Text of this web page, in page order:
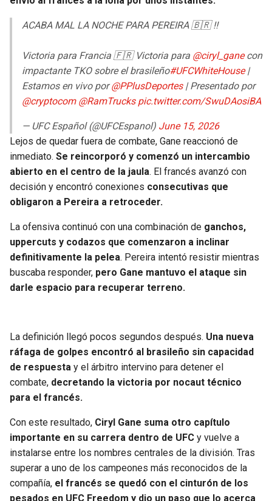
ACABA MAL LA NOCHE PARA PEREIRA 🇧🇷 ‼️
Victoria para Francia 🇫🇷 Victoria para @ciryl_ganecon
impactante TKO sobre el brasileño#UFCWhiteHouse|
Estamos en vivo por@PPlusDeportes| Presentado por
@cryptocom @RamTrucks pic.twitter.com/SwuDAosiBA
— UFC Español (@UFCEspanol) June 15, 2026
Lejos de quedar fuera de combate, Gane reaccionó de
inmediato. Se reincorporó y comenzó un intercambio
abierto en el centro de la jaula. El francés avanzó con
decisión y encontró conexiones consecutivas que
obligaron a Pereira a retroceder.
La ofensiva continuó con una combinación de ganchos,
uppercuts y codazos que comenzaron a inclinar
definitivamente la pelea. Pereira intentó resistir mientras
buscaba responder, pero Gane mantuvo el ataque sin
darle espacio para recuperar terreno.
La definición llegó pocos segundos después. Una nueva
ráfaga de golpes encontró al brasileño sin capacidad
de respuesta y el árbitro intervino para detener el
combate, decretando la victoria por nocaut técnico
para el francés.
Con este resultado, Ciryl Gane suma otro capítulo
importante en su carrera dentro de UFC y vuelve a
instalarse entre los nombres centrales de la división. Tras
superar a uno de los campeones más reconocidos de la
compañía, el francés se quedó con el cinturón de los
pesados en UFC Freedom y dio un paso que lo acerca